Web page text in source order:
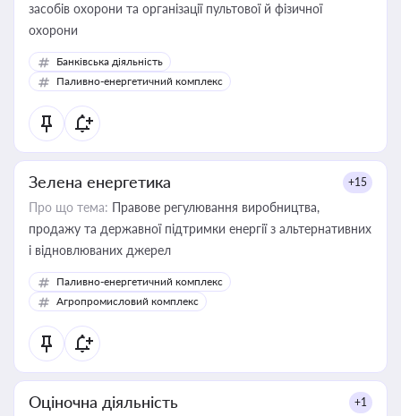
засобів охорони та організації пультової й фізичної
охорони
Банківська діяльність
Паливно-енергетичний комплекс
Зелена енергетика +15
Про що тема: Правове регулювання виробництва,
продажу та державної підтримки енергії з альтернативних
і відновлюваних джерел
Паливно-енергетичний комплекс
Агропромисловий комплекс
Оціночна діяльність +1